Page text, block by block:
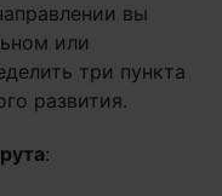
вы
или
три пункта
развития.
: